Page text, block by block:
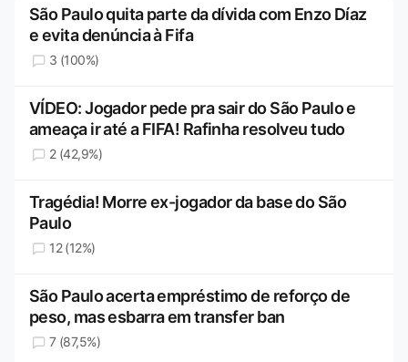
São Paulo quita parte da dívida com Enzo Díaz
e evita denúncia à Fifa
3 (100%)
VÍDEO: Jogador pede pra sair do São Paulo e
ameaça ir até a FIFA! Rafinha resolveu tudo
2 (42,9%)
Tragédia! Morre ex-jogador da base do São
Paulo
12 (12%)
São Paulo acerta empréstimo de reforço de
peso, mas esbarra em transfer ban
7 (87,5%)